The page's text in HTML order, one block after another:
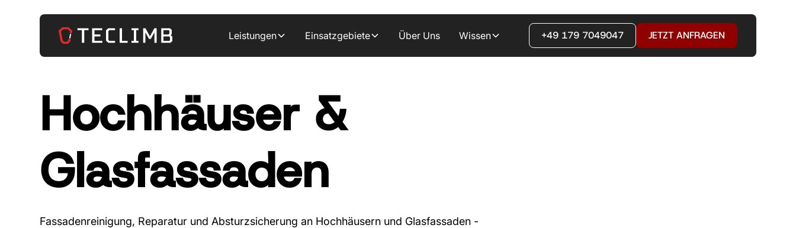
Leistungen Einsatzgebiete Über Uns Wissen +49 179 7049047 JETZT ANFRAGEN
Hochhäuser &
Glasfassaden
Fassadenreinigung, Reparatur und Absturzsicherung an Hochhäusern und Glasfassaden -